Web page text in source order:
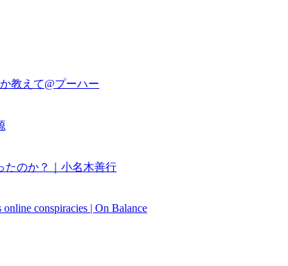
教えて@プーハー
たのか？｜小名木善行
conspiracies | On Balance